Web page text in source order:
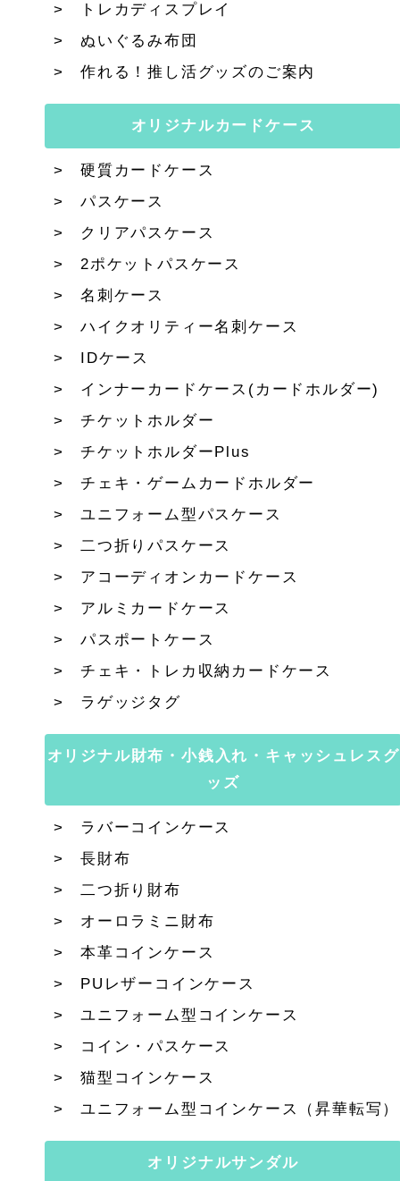
トレカディスプレイ
ぬいぐるみ布団
作れる！推し活グッズのご案内
オリジナルカードケース
硬質カードケース
パスケース
クリアパスケース
2ポケットパスケース
名刺ケース
ハイクオリティー名刺ケース
IDケース
インナーカードケース(カードホルダー)
チケットホルダー
チケットホルダーPlus
チェキ・ゲームカードホルダー
ユニフォーム型パスケース
二つ折りパスケース
アコーディオンカードケース
アルミカードケース
パスポートケース
チェキ・トレカ収納カードケース
ラゲッジタグ
オリジナル財布・小銭入れ・キャッシュレスグ
ッズ
ラバーコインケース
長財布
二つ折り財布
オーロラミニ財布
本革コインケース
PUレザーコインケース
ユニフォーム型コインケース
コイン・パスケース
猫型コインケース
ユニフォーム型コインケース（昇華転写）
オリジナルサンダル